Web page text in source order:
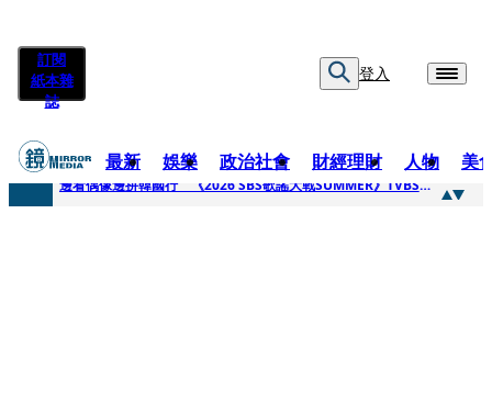
訂閱
紙本雜
誌
登入
最新 娛樂 政治社會 財經理財 人物 美
快訊
邊看偶像邊拚韓國行 《2026 SBS歌謠大戰SUMMER》TVBS直播祭追星福利